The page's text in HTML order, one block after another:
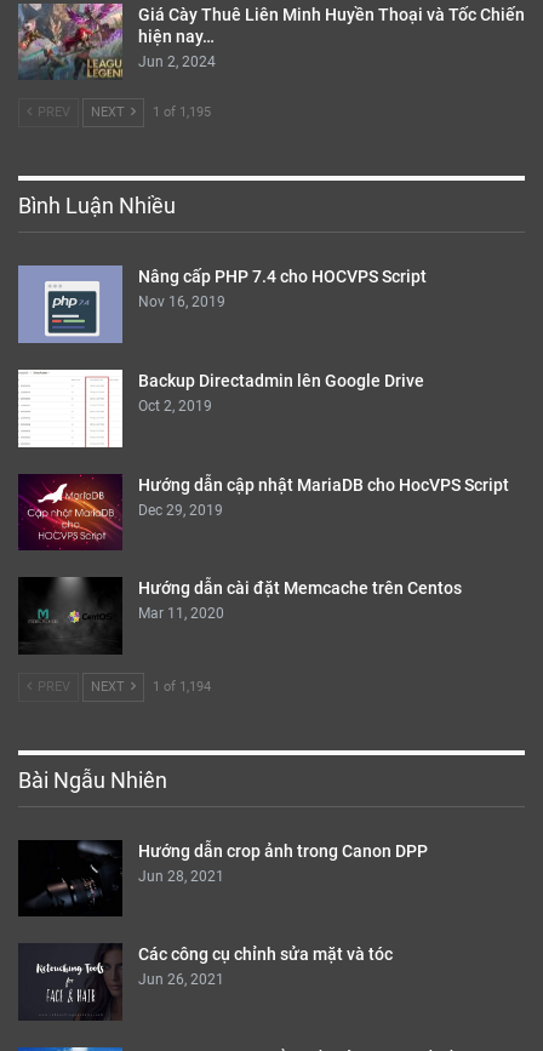
Giá Cày Thuê Liên Minh Huyền Thoại và Tốc Chiến
hiện nay…
Jun 2, 2024
PREV NEXT 1 of 1,195
Bình Luận Nhiều
Nâng cấp PHP 7.4 cho HOCVPS Script
Nov 16, 2019
Backup Directadmin lên Google Drive
Oct 2, 2019
Hướng dẫn cập nhật MariaDB cho HocVPS Script
Dec 29, 2019
Hướng dẫn cài đặt Memcache trên Centos
Mar 11, 2020
PREV NEXT 1 of 1,194
Bài Ngẫu Nhiên
Hướng dẫn crop ảnh trong Canon DPP
Jun 28, 2021
Các công cụ chỉnh sửa mặt và tóc
Jun 26, 2021